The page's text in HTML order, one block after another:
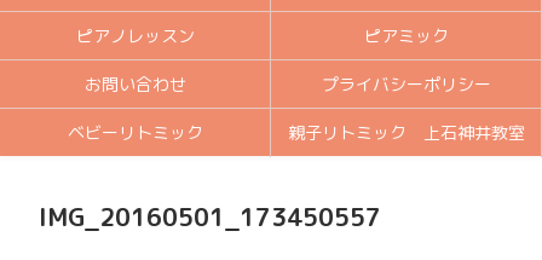
ピアノレッスン ピアミック
お問い合わせ プライバシーポリシー
ベビーリトミック 親子リトミック 上石神井教室
IMG_20160501_173450557